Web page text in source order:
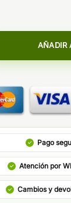
Café 30ml/
AÑADIR
Pago
Atención por
Cambios y